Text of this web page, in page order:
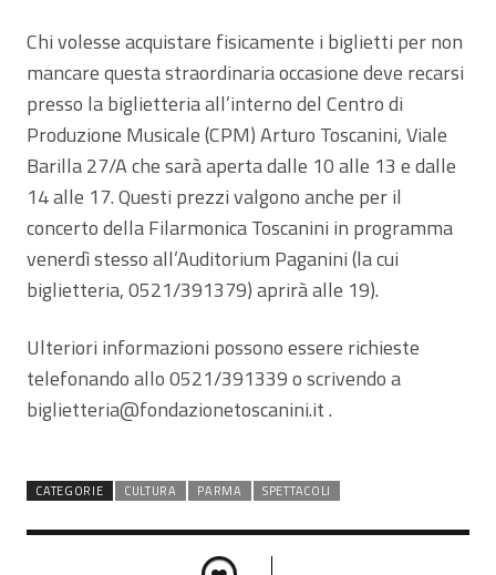
Chi volesse acquistare fisicamente i biglietti per non
mancare questa straordinaria occasione deve recarsi
presso la biglietteria all’interno del Centro di
Produzione Musicale (CPM) Arturo Toscanini, Viale
Barilla 27/A che sarà aperta dalle 10 alle 13 e dalle
14 alle 17. Questi prezzi valgono anche per il
concerto della Filarmonica Toscanini in programma
venerdì stesso all’Auditorium Paganini (la cui
biglietteria, 0521/391379) aprirà alle 19).
Ulteriori informazioni possono essere richieste
telefonando allo 0521/391339 o scrivendo a
biglietteria@fondazionetoscanini.it .
CATEGORIE CULTURA PARMA SPETTACOLI